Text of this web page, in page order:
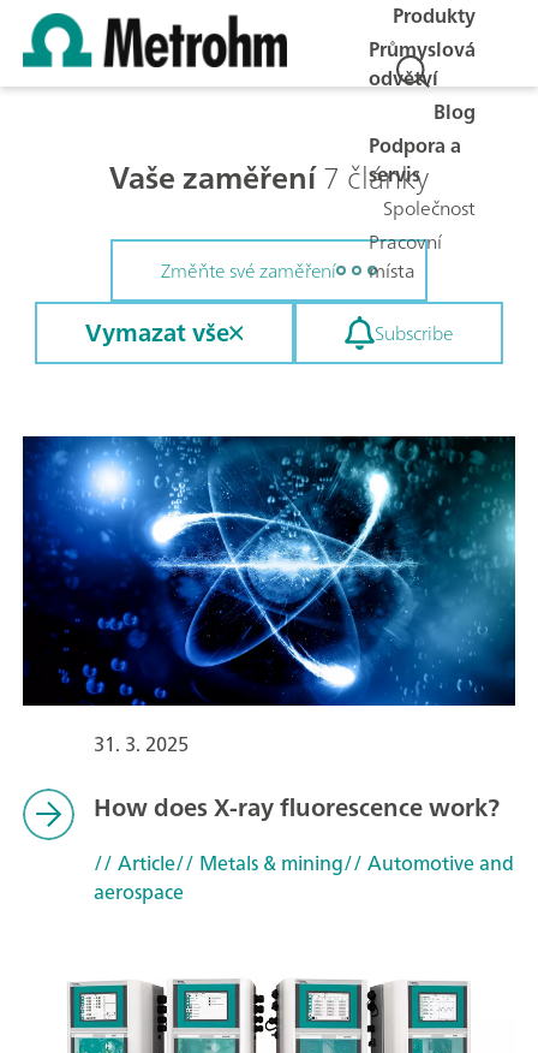
Produkty
Průmyslová
odvětví
Blog
Podpora a
servis
Společnost
Pracovní
místa
Vaše zaměření7 články
Změňte své zaměření
Vymazat vše Subscribe
31. 3. 2025
How does X-ray fluorescence work?
// Article// Metals & mining// Automotive and
aerospace